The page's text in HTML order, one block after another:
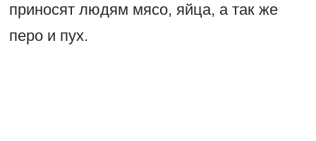
приносят людям мясо, яйца, а так же
перо и пух.